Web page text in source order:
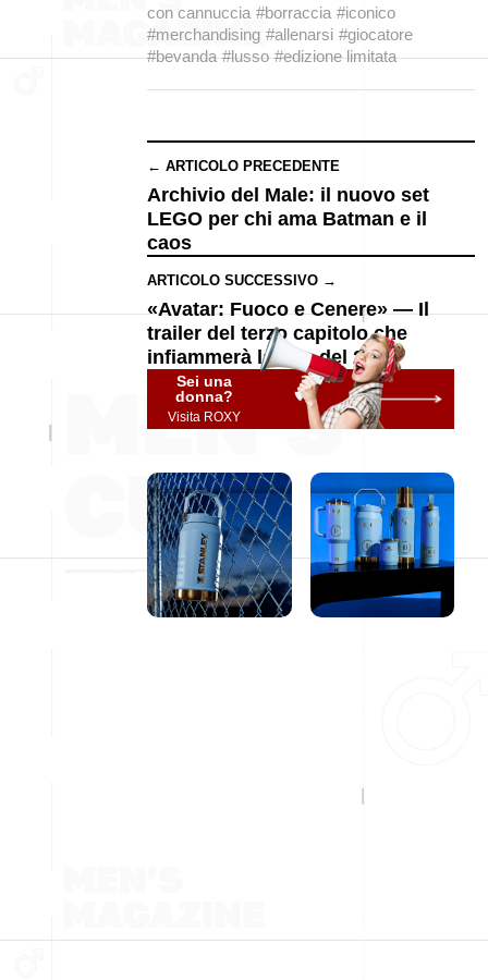
con cannuccia #borraccia #iconico
#merchandising #allenarsi #giocatore
#bevanda #lusso #edizione limitata
← ARTICOLO PRECEDENTE
Archivio del Male: il nuovo set
LEGO per chi ama Batman e il
caos
ARTICOLO SUCCESSIVO →
«Avatar: Fuoco e Cenere» — Il
trailer del terzo capitolo che
infiammerà la fine del 2025
Sei una
donna?
Visita ROXY